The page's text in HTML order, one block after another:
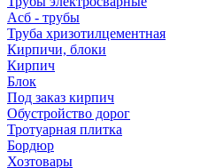
Асб - трубы
Труба хризотилцементная
Кирпичи, блоки
Кирпич
Блок
Под заказ кирпич
Обустройство дорог
Тротуарная плитка
Бордюр
Хозтовары